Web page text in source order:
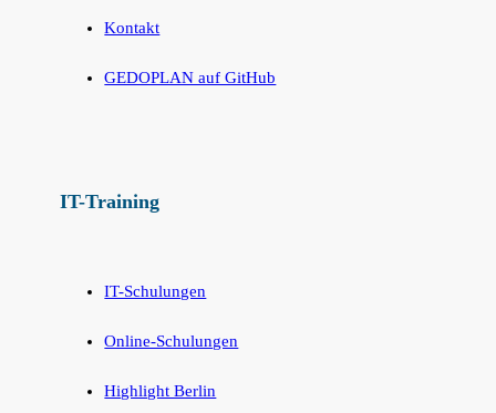
Kontakt
GEDOPLAN auf GitHub
IT-Training
IT-Schulungen
Online-Schulungen
Highlight Berlin